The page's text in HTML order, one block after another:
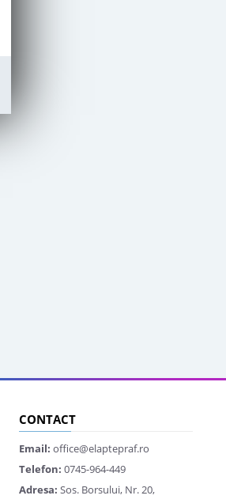
CONTACT
Email: office@elaptepraf.ro
Telefon: 0745-964-449
Adresa: Sos. Borsului, Nr. 20,